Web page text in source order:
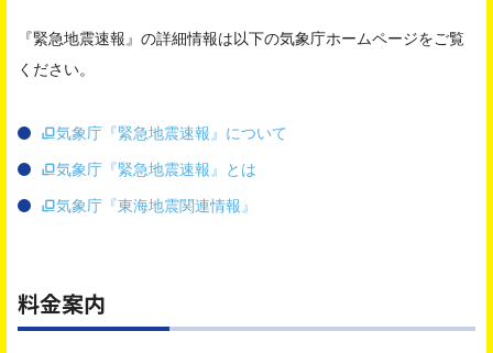
『緊急地震速報』の詳細情報は以下の気象庁ホームページをご覧
ください。
気象庁『緊急地震速報』について
気象庁『緊急地震速報』とは
気象庁『東海地震関連情報』
料金案内